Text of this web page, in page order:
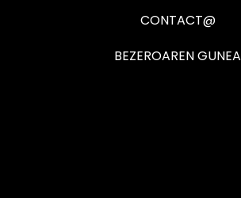
CONTACT@
BEZEROAREN GUNEA